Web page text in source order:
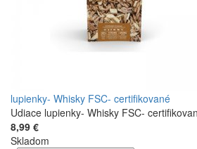
lupienky- Whisky FSC- certifikované
Udiace lupienky- Whisky FSC-
8,99 €
Skladom